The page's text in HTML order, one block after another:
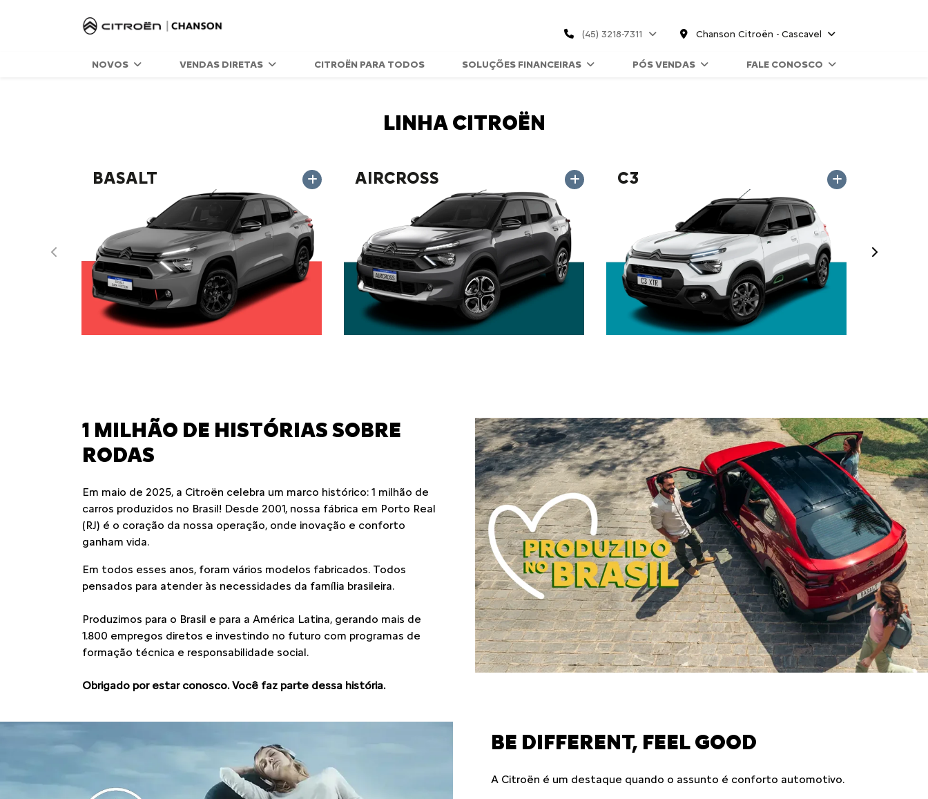
(45) 3218-7311 Chanson Citroën - Cascavel
NOVOS VENDAS DIRETAS CITROËN PARA TODOS SOLUÇÕES FINANCEIRAS PÓS VENDAS FALE CONOSCO
LINHA CITROËN
BASALT AIRCROSS C3
Anterior Próximo
1 MILHÃO DE HISTÓRIAS SOBRE
RODAS
Em maio de 2025, a Citroën celebra um marco histórico: 1 milhão de
carros produzidos no Brasil! Desde 2001, nossa fábrica em Porto Real
(RJ) é o coração da nossa operação, onde inovação e conforto
ganham vida.
Em todos esses anos, foram vários modelos fabricados. Todos
pensados para atender às necessidades da família brasileira.
Produzimos para o Brasil e para a América Latina, gerando mais de
1.800 empregos diretos e investindo no futuro com programas de
formação técnica e responsabilidade social.
Obrigado por estar conosco. Você faz parte dessa história.
BE DIFFERENT, FEEL GOOD
A Citroën é um destaque quando o assunto é conforto automotivo.